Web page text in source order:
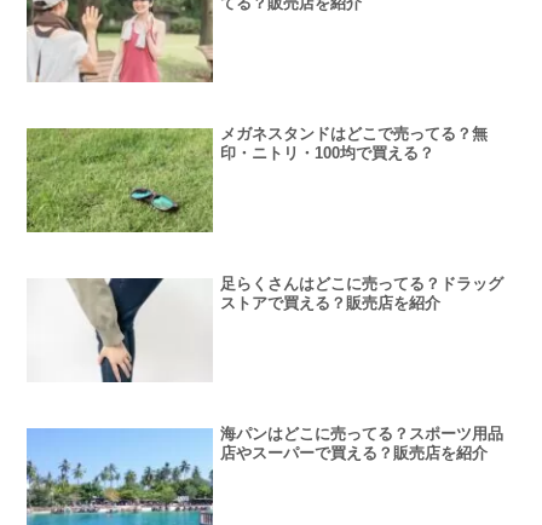
メガネスタンドはどこで売ってる？無
印・ニトリ・100均で買える？
足らくさんはどこに売ってる？ドラッグ
ストアで買える？販売店を紹介
海パンはどこに売ってる？スポーツ用品
店やスーパーで買える？販売店を紹介